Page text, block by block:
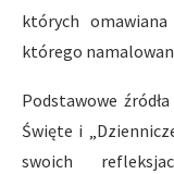
których
którego
Podstawowe
Święte i
swoich